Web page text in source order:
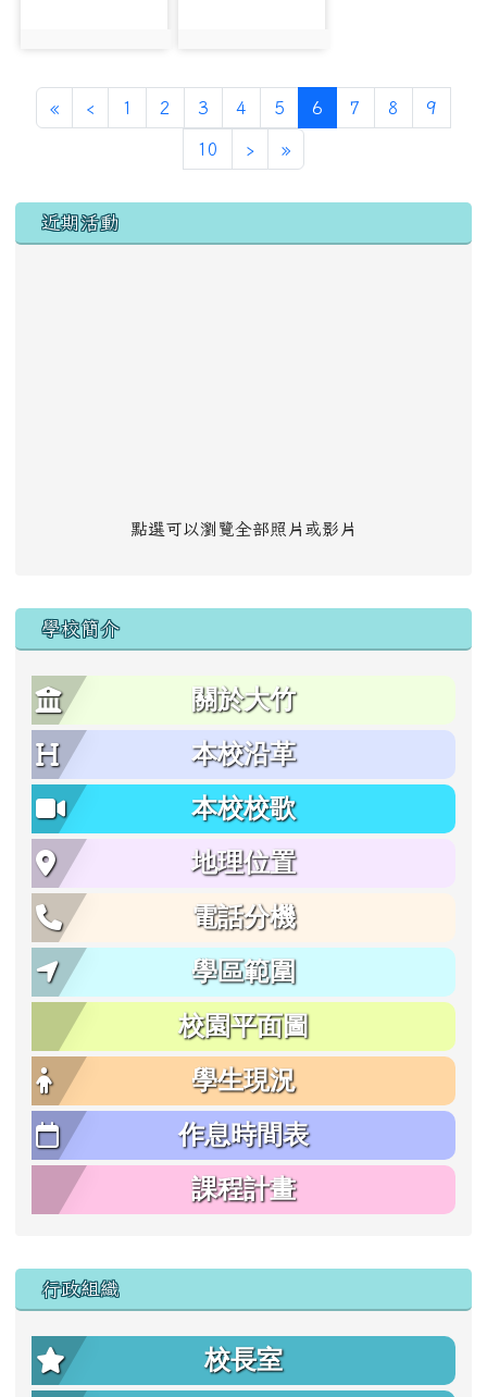
«第一頁
‹ 上一頁
1 2 3 4 5 6 (目前頁次)
7 8 9
10 ›下一頁
»最後頁
左邊區域內容
近期活動
點選可以瀏覽全部照片或影片
學校簡介
關於大竹
本校沿革
本校校歌
地理位置
電話分機
學區範圍
校園平面圖
學生現況
作息時間表
課程計畫
行政組織
校長室